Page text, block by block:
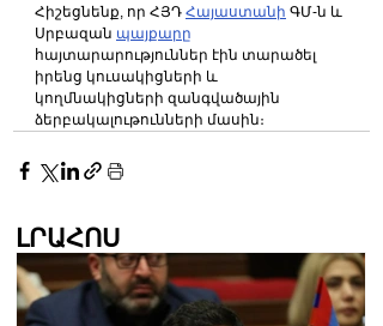
Հիշեցնենք, որ ՀՅԴ Հայաստանի ԳՄ-ն և
Սրբազան պայքարը
հայտարարություններ էին տարածել
իրենց կուսակիցների և
կողմնակիցների զանգվածային
ձերբակալութունների մասին։
ԼՐԱՀՈՍ